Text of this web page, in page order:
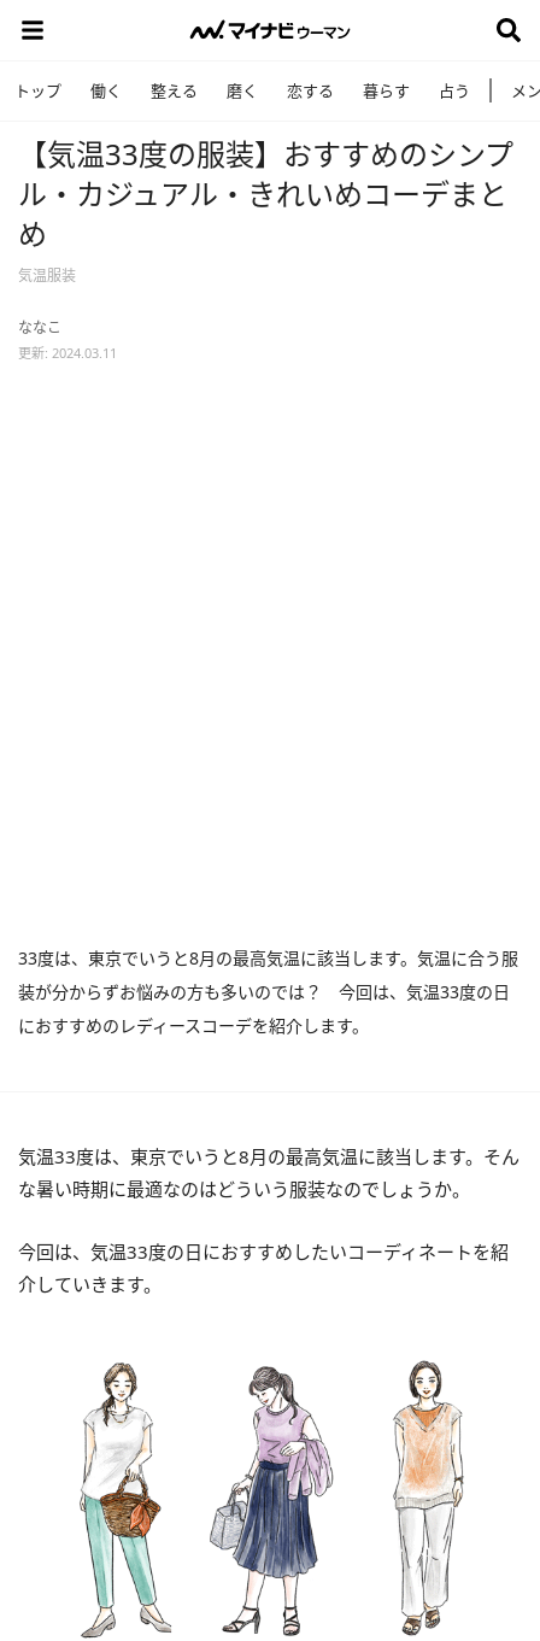
トップ 働く 整える 磨く 恋する 暮らす 占う メ
【気温33度の服装】おすすめのシンプ
ル・カジュアル・きれいめコーデまと
め
気温服装
ななこ
更新: 2024.03.11
33度は、東京でいうと8月の最高気温に該当します。気温に合う服
装が分からずお悩みの方も多いのでは？ 今回は、気温33度の日
におすすめのレディースコーデを紹介します。
気温33度は、東京でいうと8月の最高気温に該当します。そん
な暑い時期に最適なのはどういう服装なのでしょうか。
今回は、気温33度の日におすすめしたいコーディネートを紹
介していきます。